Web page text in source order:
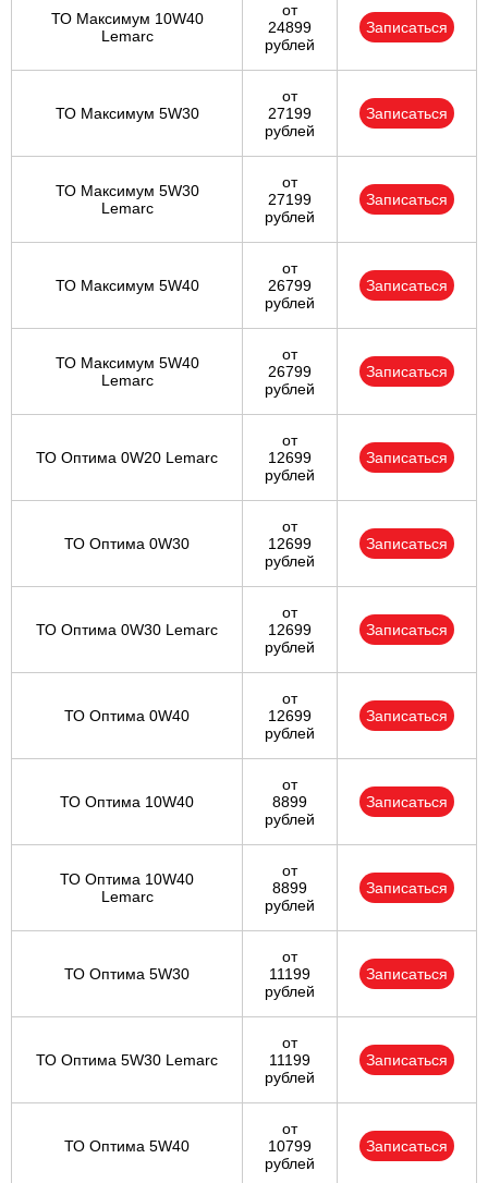
ТО Максимум 10W40
Lemarc
от
24899
рублей
Записаться
ТО Максимум 5W30
от
27199
рублей
Записаться
ТО Максимум 5W30
Lemarc
от
27199
рублей
Записаться
ТО Максимум 5W40
от
26799
рублей
Записаться
ТО Максимум 5W40
Lemarc
от
26799
рублей
Записаться
ТО Оптима 0W20 Lemarc
от
12699
рублей
Записаться
ТО Оптима 0W30
от
12699
рублей
Записаться
ТО Оптима 0W30 Lemarc
от
12699
рублей
Записаться
ТО Оптима 0W40
от
12699
рублей
Записаться
ТО Оптима 10W40
от
8899
рублей
Записаться
ТО Оптима 10W40
Lemarc
от
8899
рублей
Записаться
ТО Оптима 5W30
от
11199
рублей
Записаться
ТО Оптима 5W30 Lemarc
от
11199
рублей
Записаться
ТО Оптима 5W40
от
10799
рублей
Записаться